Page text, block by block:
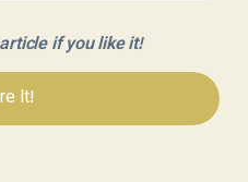
if you like it!
It!